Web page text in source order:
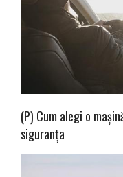
(P) Cum alegi o
siguranța